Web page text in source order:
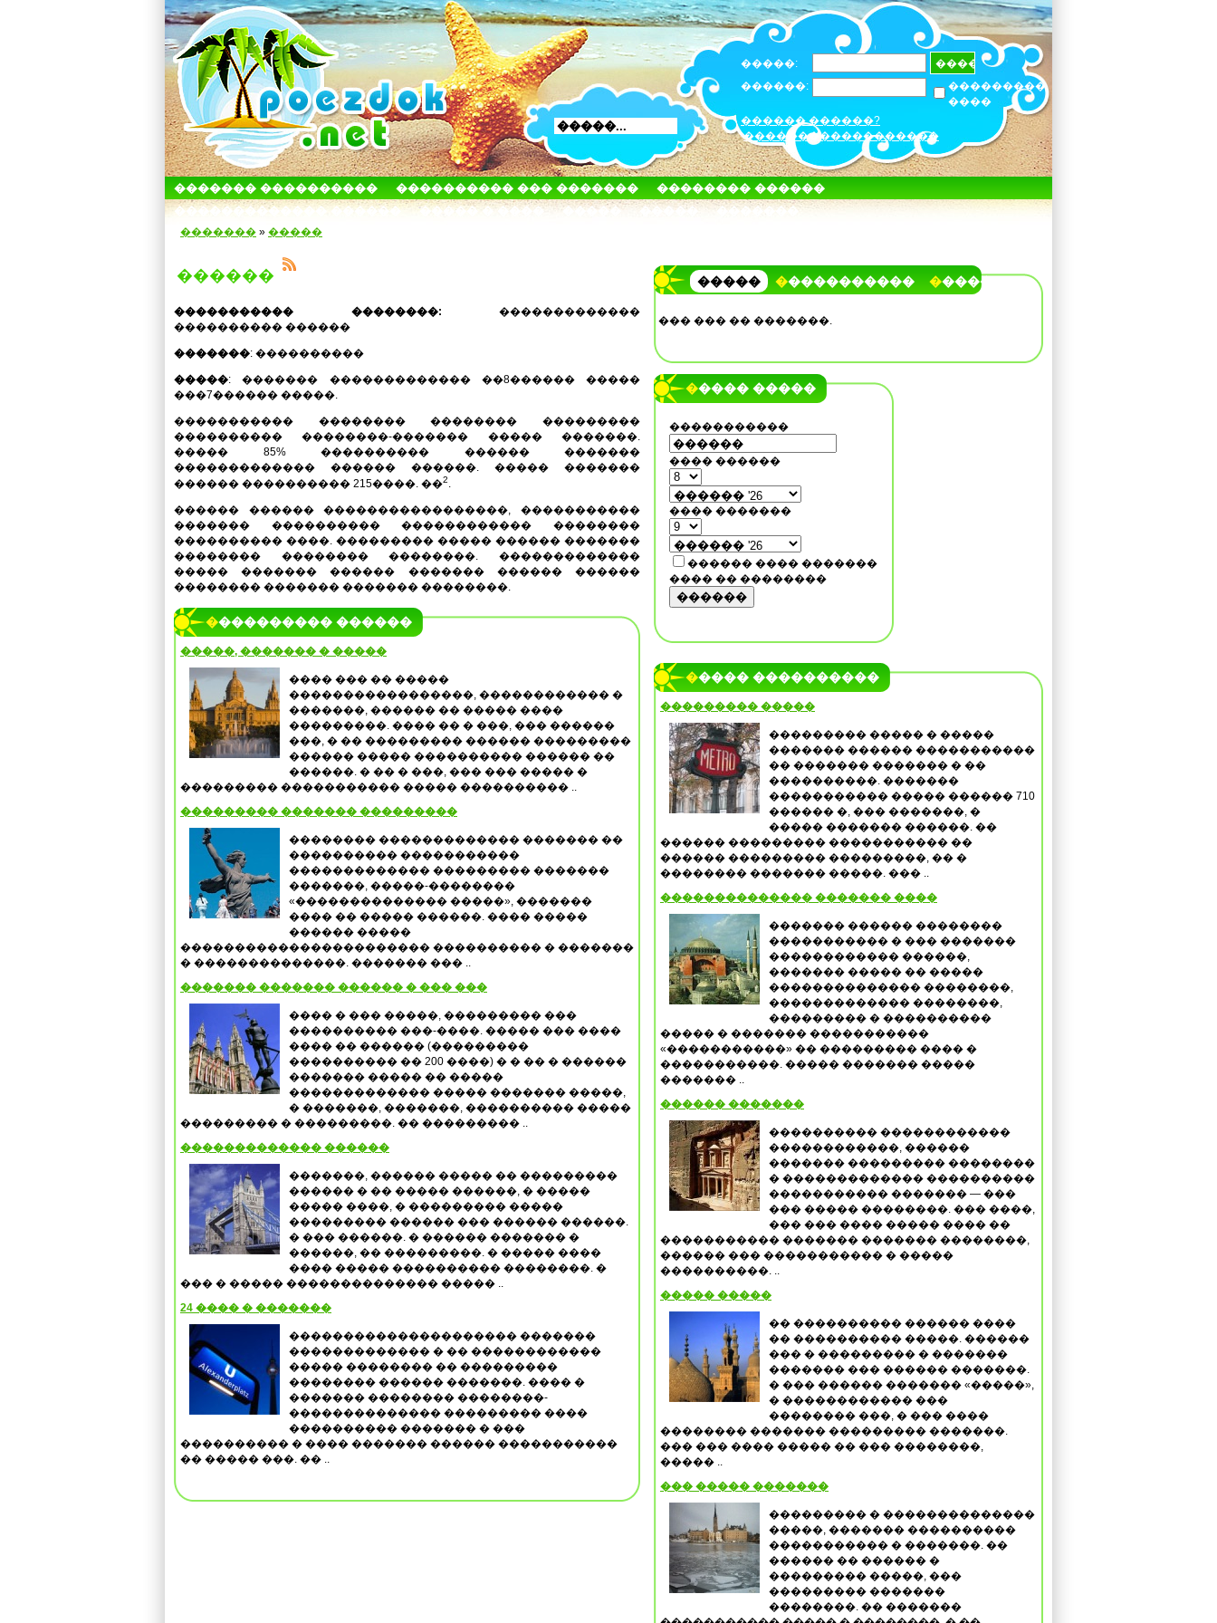
�����:
������:
���������
����
������ ������?
������������������
������� ���������� ���������� ��� �������
�������� ������
������������� ������
����� � ���� ����� ����� �������
������� » �����
������
����������� ��������: �������������
���������� ������
�������: ����������
�����: ������� ������������� ��8������ �����
���7������ �����.
����������� �������� �������� ���������
���������� ��������-������� ����� �������.
����� 85% ���������� ������ �������
������������� ������ ������. ����� �������
������ ���������� 215����. ��2.
������ ������ �����������������, �����������
������� ���������� ������������ ��������
���������� ����. ��������� ����� ������ �������
�������� �������� ��������. �������������
����� ������� ������ ������� ������ ������
�������� ������� ������� ��������.
���������� ������
�����, ������� � �����
���� ��� �� �����
�����������������, ������������ �
�������, ������ �� ����� ����
���������. ���� �� � ���, ��� ������
���, � �� ��������� ������ ���������
������ ����� ���������� ������ ��
������. � �� � ���, ��� ��� ����� �
��������� ����������� ����� ���������� ..
��������� ������� ���������
�������� ������������� ������� ��
���������� �����������
������������� ��������� �������
�������, �����-��������
«�������������� �����», �������
���� �� ����� ������. ���� �����
������ �����
����������������������� ���������� � �������
� ��������������. ������� ��� ..
������� ������� ������ � ��� ���
���� � ��� �����, ��������� ���
���������� ���-����. ����� ��� ����
���� �� ������ (���������
���������� �� 200 ����) � � �� � ������
������� ����� �� �����
������������� ����� ������� �����,
� �������, �������, ���������� �����
��������� � ���������. �� ��������� ..
������������� ������
�������, ������ ����� �� ���������
������ � �� ����� ������, � �����
����� ����, � ��������� �����
��������� ������ ��� ������ ������.
� ��� ������. � ������ ������� �
������, �� ���������. � ����� ����
���� ����� ���������� ��������. �
��� � ����� �������������� ����� ..
24 ���� � �������
��������������������� �������
������������� � �� ������������
����� �������� �� ���������
�������� ������ �������. ���� �
������� �������� ��������-
�������������� ��������� ����
���������� ������� � ���
���������� � ���� ������� ������ �����������
�� ����� ���. �� ..
����� ����������� �����
��� ��� �� �������.
����� �����
�����������
���� ������
���� �������
������ ���� �������
���� �� ��������
������
����� ����������
��������� �����
��������� ����� � �����
������� ������ �����������
�� ������� ������� � ��
����������. �������
����������� ����� ������ 710
������ �, ��� �������, �
����� ������� ������. ��
������ ��������� ����������� ��
������ ��������� ���������, �� �
�������� ������� �����. ��� ..
�������������� ������� ����
������� ������ ��������
����������� � ��� �������
������������ ������,
������� ����� �� �����
�������������� ��������,
������������� ��������,
��������� � ����������
����� � ������� �����������
«�����������» �� ��������� ���� �
�����������. ����� ������� �����
������� ..
������ �������
���������� ������������
������������, ������
������� ��������� ��������
� ������������� ����������
����������� ������� — ���
��� ����� ��������. ��� ����,
��� ��� ���� ����� ���� ��
����������� ������� ������� ��������,
������ ��� ����������� � �����
����������. ..
����� �����
�� ���������� ������ ����
�� ���������� �����. ������
��� � ��������� � �������
������� ��� ������ �������.
� ��� ������ ������� «�����»,
� ������������ ���
�������� ���, � ��� ����
�������� ������� ��������� �������.
��� ��� ���� ����� �� ��� ��������,
����� ..
��� ����� �������
��������� � ��������������
�����, ������� ����������
����������� � �������. ��
������ �� ������ �
��������� �����, ���
��������� �������
��������. �� �������